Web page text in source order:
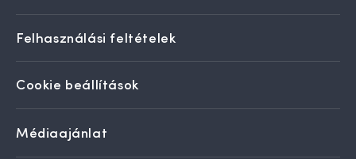
Felhasználási feltételek
Cookie beállítások
Médiaajánlat